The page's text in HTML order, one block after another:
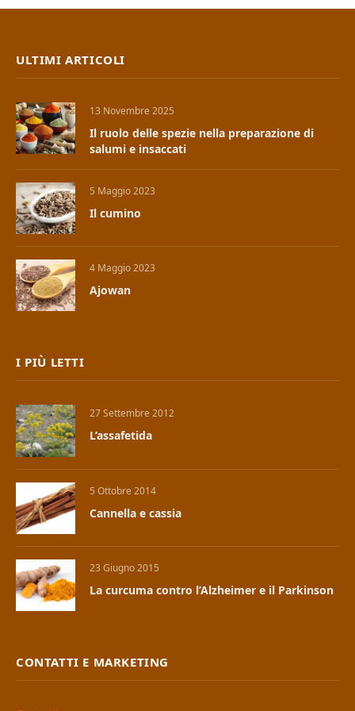
ULTIMI ARTICOLI
13 Novembre 2025
Il ruolo delle spezie nella preparazione di
salumi e insaccati
5 Maggio 2023
Il cumino
4 Maggio 2023
Ajowan
I PIÙ LETTI
27 Settembre 2012
L’assafetida
5 Ottobre 2014
Cannella e cassia
23 Giugno 2015
La curcuma contro l’Alzheimer e il Parkinson
CONTATTI E MARKETING